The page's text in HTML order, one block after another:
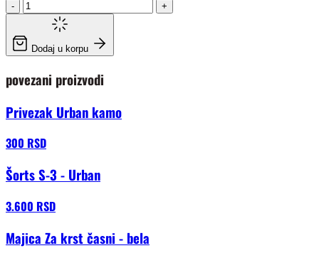
- +
Dodaj u korpu
povezani proizvodi
Privezak Urban kamo
300 RSD
Šorts S-3 - Urban
3.600 RSD
Majica Za krst časni - bela